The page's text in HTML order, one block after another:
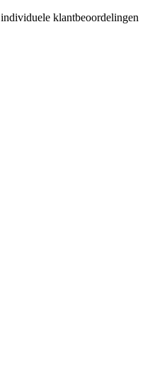
individuele klantbeoordelingen